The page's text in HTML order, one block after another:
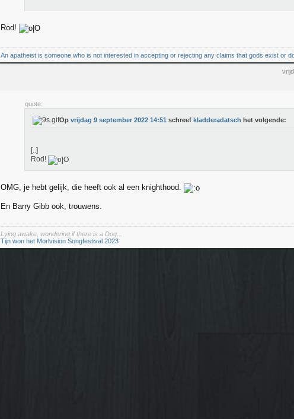
Rod!
An apatheist is someone who is not interested in accepting or rejecting any claims that gods exist or
quote:
Op vrijdag 9 september 2022 14:51 schreef kladderadatsch het volgende:
[..]
Rod!
OMG, je hebt gelijk, die heeft ook al een knighthood.
En Barry Gibb ook, trouwens.
Lying awake, wondering if there is a Dog...
Tijn won het Morlvision Songfestival 2023